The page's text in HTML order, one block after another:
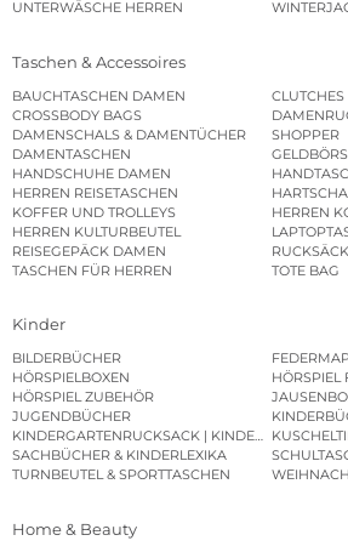
UNTERWÄSCHE HERREN
Taschen & Accessoires
BAUCHTASCHEN DAMEN
CROSSBODY BAGS
DAMENSCHALS & DAMENTÜCHER
SHOPPER
DAMENTASCHEN
HANDSCHUHE DAMEN
HERREN REISETASCHEN
KOFFER UND TROLLEYS
HERREN
HERREN KULTURBEUTEL
REISEGEPÄCK DAMEN
TASCHEN FÜR HERREN
TOTE BAG
Kinder
BILDERBÜCHER
HÖRSPIELBOXEN
HÖRSPIEL
HÖRSPIEL ZUBEHÖR
JUGENDBÜCHER
KINDERGARTENRUCKSACK |
SACHBÜCHER & KINDERLEXIKA
TURNBEUTEL & SPORTTASCHEN
Home & Beauty